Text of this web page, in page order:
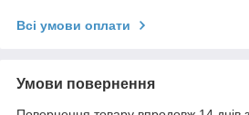
Всі умови оплати
Умови повернення